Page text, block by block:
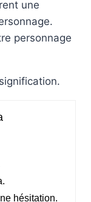
une
personnage